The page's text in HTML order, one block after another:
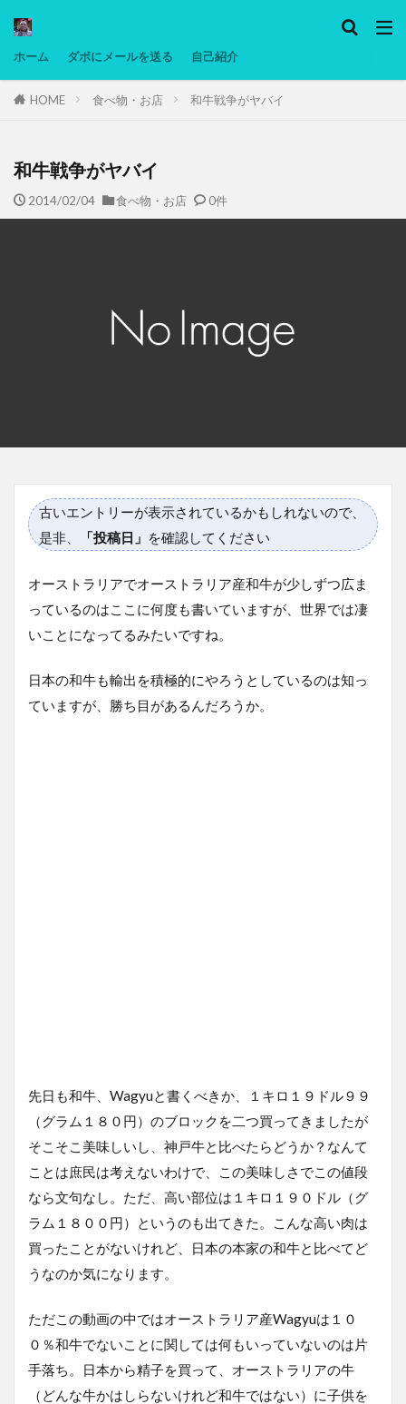
ホーム ダボにメールを送る 自己紹介
HOME 食べ物・お店 和牛戦争がヤバイ
和牛戦争がヤバイ
2014/02/04 食べ物・お店 0件
古いエントリーが表示されているかもしれないので、
是非、
「投稿日」 を確認してください
オーストラリアでオーストラリア産和牛が少しずつ広ま
っているのはここに何度も書いていますが、世界では凄
いことになってるみたいですね。
日本の和牛も輸出を積極的にやろうとしているのは知っ
ていますが、勝ち目があるんだろうか。
先日も和牛、Wagyuと書くべきか、１キロ１９ドル９９
（グラム１８０円）のブロックを二つ買ってきましたが
そこそこ美味しいし、神戸牛と比べたらどうか？なんて
ことは庶民は考えないわけで、この美味しさでこの値段
なら文句なし。ただ、高い部位は１キロ１９０ドル（グ
ラム１８００円）というのも出てきた。こんな高い肉は
買ったことがないけれど、日本の本家の和牛と比べてど
うなのか気になります。
ただこの動画の中ではオーストラリア産Wagyuは１０
０％和牛でないことに関しては何もいっていないのは片
手落ち。日本から精子を買って、オーストラリアの牛
（どんな牛かはしらないけれど和牛ではない）に子供を
タグ
ヨーグルト